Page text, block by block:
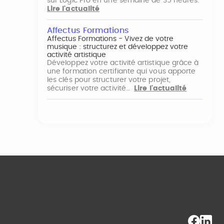
Lire l'actualité
Affectus Formations
Affectus Formations - Vivez de votre
musique : structurez et développez votre
activité artistique
Développez votre activité artistique grâce à
une formation certifiante qui vous apporte
les clés pour structurer votre projet,
sécuriser votre activité…
Lire l'actualité